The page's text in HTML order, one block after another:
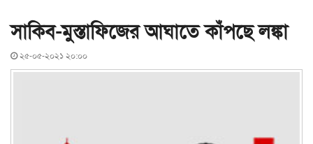
সাকিব-মুস্তাফিজের আঘাতে কাঁপছে লঙ্কা
২৫-০৫-২০২১ ২০:০০